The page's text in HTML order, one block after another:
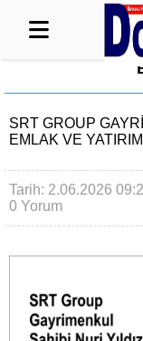
SRT GROUP
EMLAK VE
Tarih: 2.06.2026
0 Yorum